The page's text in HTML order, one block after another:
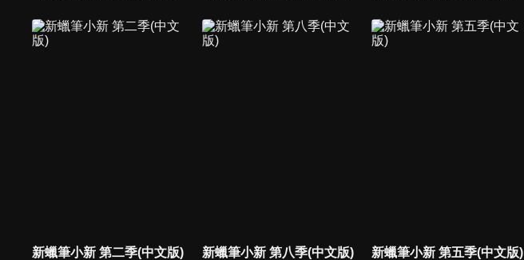
新蠟筆小新 第二季(中文版) 新蠟筆小新 第八季(中文版) 新蠟筆小新 第五季(中文版)